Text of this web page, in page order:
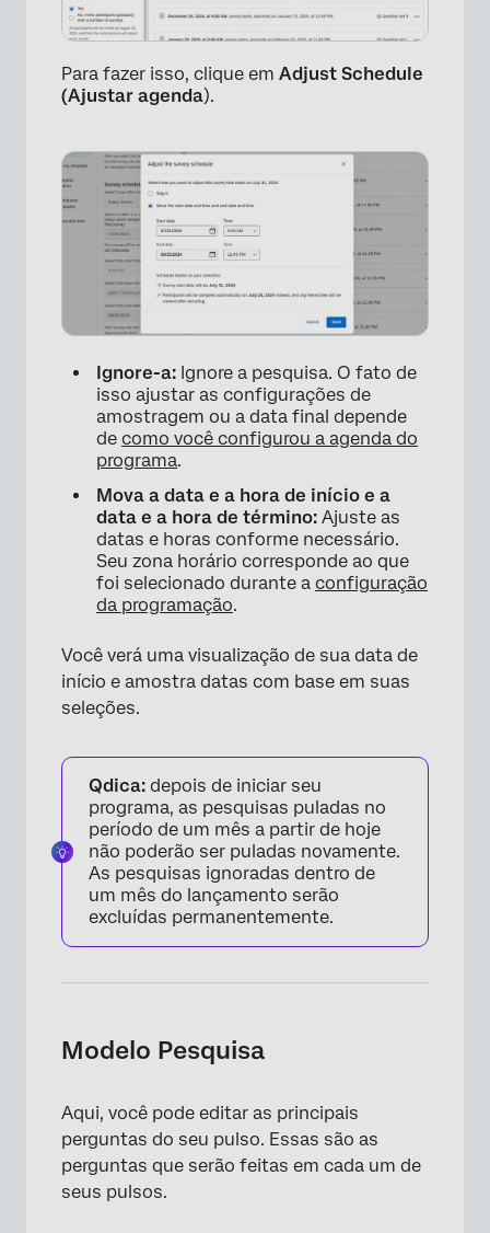
Para fazer isso, clique em Adjust Schedule
(Ajustar agenda).
Ignore-a: Ignore a pesquisa. O fato de
isso ajustar as configurações de
amostragem ou a data final depende
de como você configurou a agenda do
programa.
Mova a data e a hora de início e a
data e a hora de término: Ajuste as
datas e horas conforme necessário.
Seu zona horário corresponde ao que
foi selecionado durante a configuração
da programação.
Você verá uma visualização de sua data de
início e amostra datas com base em suas
seleções.
Qdica: depois de iniciar seu
programa, as pesquisas puladas no
período de um mês a partir de hoje
não poderão ser puladas novamente.
As pesquisas ignoradas dentro de
um mês do lançamento serão
excluídas permanentemente.
Modelo Pesquisa
Aqui, você pode editar as principais
perguntas do seu pulso. Essas são as
perguntas que serão feitas em cada um de
seus pulsos.